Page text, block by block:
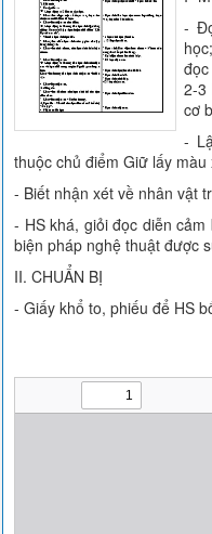
-
2-3
cơ
-
thuộc chủ điểm Giữ lấy
- Biết nhận xét về nhân vật
- HS khá, giỏi đọc diễn
biện pháp nghệ thuật được
II. CHUẨN BỊ
- Giấy khổ to, phiếu để HS